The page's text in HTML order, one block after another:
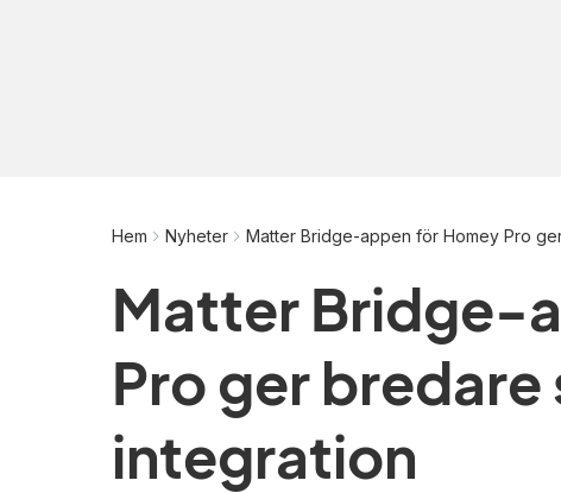
Hem Nyheter Matter Bridge-appen för Homey Pro
Matter Bridge-
Pro ger
integration